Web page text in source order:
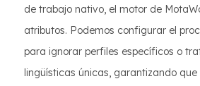
de trabajo nativo, el motor de
atributos. Podemos configurar el
para ignorar perfiles específicos o
lingüísticas únicas, garantizando